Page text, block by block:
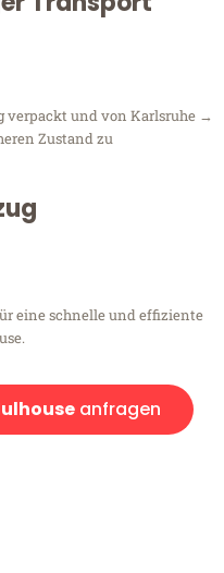
verpackt und von Karlsruhe →
Zustand zu
eine schnelle und effiziente
anfragen